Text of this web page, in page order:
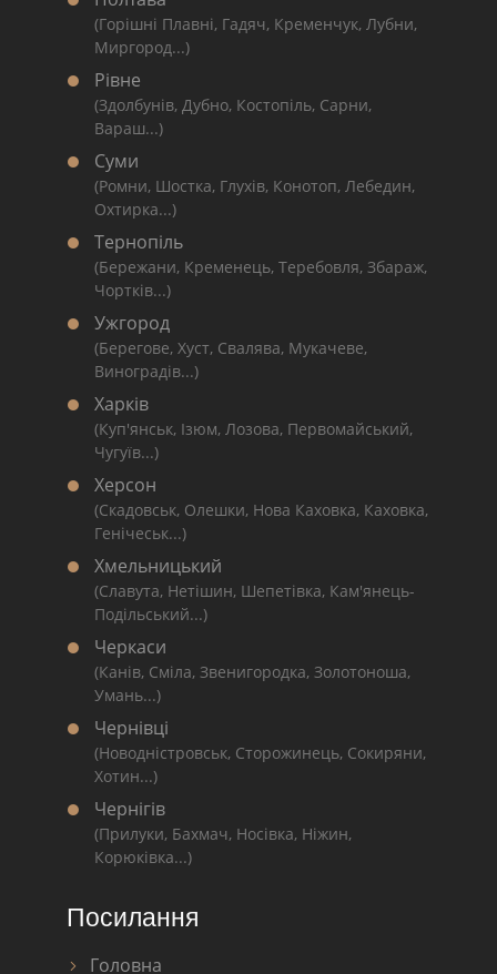
(Горішні Плавні, Гадяч, Кременчук, Лубни,
Миргород...)
Рівне
(Здолбунів, Дубно, Костопіль, Сарни,
Вараш...)
Суми
(Ромни, Шостка, Глухів, Конотоп, Лебедин,
Охтирка...)
Тернопіль
(Бережани, Кременець, Теребовля, Збараж,
Чортків...)
Ужгород
(Берегове, Хуст, Свалява, Мукачеве,
Виноградів...)
Харків
(Куп'янськ, Ізюм, Лозова, Первомайський,
Чугуїв...)
Херсон
(Скадовськ, Олешки, Нова Каховка, Каховка,
Генічеськ...)
Хмельницький
(Славута, Нетішин, Шепетівка, Кам'янець-
Подільський...)
Черкаси
(Канів, Сміла, Звенигородка, Золотоноша,
Умань...)
Чернівці
(Новодністровськ, Сторожинець, Сокиряни,
Хотин...)
Чернігів
(Прилуки, Бахмач, Носівка, Ніжин,
Корюківка...)
Посилання
Головна